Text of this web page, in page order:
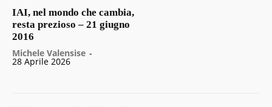
IAI, nel mondo che cambia,
resta prezioso – 21 giugno
2016
Michele Valensise -
28 Aprile 2026